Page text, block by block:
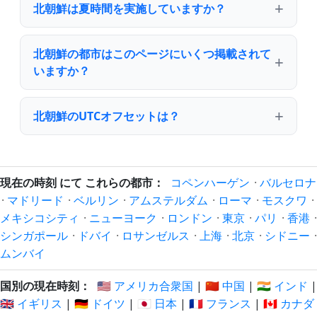
北朝鮮は夏時間を実施していますか？
北朝鮮の都市はこのページにいくつ掲載されて
いますか？
北朝鮮のUTCオフセットは？
現在の時刻 にて これらの都市： コペンハーゲン · バルセロナ
· マドリード · ベルリン · アムステルダム · ローマ · モスクワ ·
メキシコシティ · ニューヨーク · ロンドン · 東京 · パリ · 香港 ·
シンガポール · ドバイ · ロサンゼルス · 上海 · 北京 · シドニー ·
ムンバイ
国別の現在時刻： 🇺🇸 アメリカ合衆国 | 🇨🇳 中国 | 🇮🇳 インド |
🇬🇧 イギリス | 🇩🇪 ドイツ | 🇯🇵 日本 | 🇫🇷 フランス | 🇨🇦 カナダ